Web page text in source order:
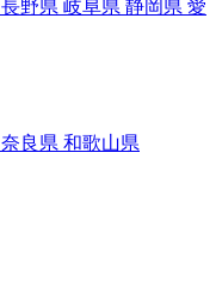
長野県 岐阜県 静岡県 愛
奈良県 和歌山県